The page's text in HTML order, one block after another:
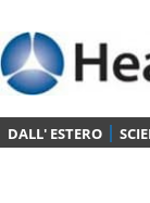
DALL' ESTERO